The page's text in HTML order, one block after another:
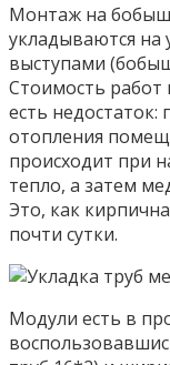
Монтаж на
укладываются на
выступами
Стоимость работ
есть
отопления
происходит при
тепло, а затем
Это, как
почти сутки.
Модули есть в